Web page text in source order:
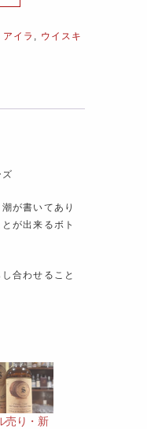
アイラ , ウイスキ
が書いてあり
が出来るボト
合わせること
売り・新